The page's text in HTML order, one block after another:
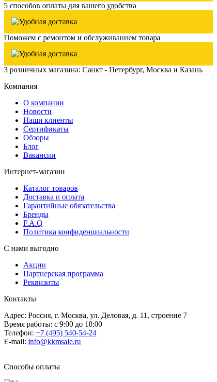
5 способов оплаты для вашего удобства
Поможем с ремонтом и обслуживанием товара
3 розничных магазина: Санкт - Петербург, Москва и Казань
Компания
О компании
Новости
Наши клиенты
Сертификаты
Обзоры
Блог
Вакансии
Интернет-магазин
Каталог товаров
Доставка и оплата
Гарантийные обязательства
Бренды
F.A.Q
Политика конфиденциальности
С нами выгодно
Акции
Партнерская программа
Реквизиты
Контакты
Адрес: Россия, г. Москва, ул. Деловая, д. 11, строение 7
Время работы: с 9:00 до 18:00
Телефон: +7 (495) 540-54-24
E-mail: info@kkmsale.ru
Способы оплаты